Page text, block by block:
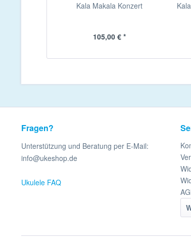
Kala Makala Konzert
105,00 € *
Fragen?
Unterstützung und Beratung per E-Mail:
info@ukeshop.de
Ukulele FAQ